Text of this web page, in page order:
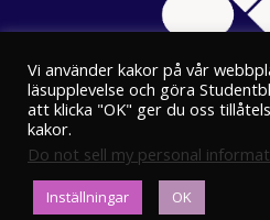
00100
Vi använder kakor på vår
läsupplevelse och göra
att klicka "OK" ger du oss
kakor.
Do not sell my personal
Inställningar OK